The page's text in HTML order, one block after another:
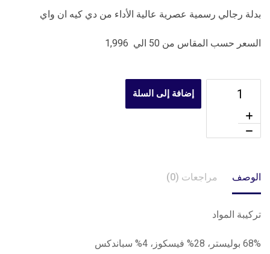
بدلة رجالي رسمية عصرية عالية الأداء من دي كيه ان واي
السعر حسب المقاس من 50 الي 1,996
إضافة إلى السلة
الوصف مراجعات (0)
تركيبة المواد
68% بوليستر، 28% فيسكوز، 4% سباندكس